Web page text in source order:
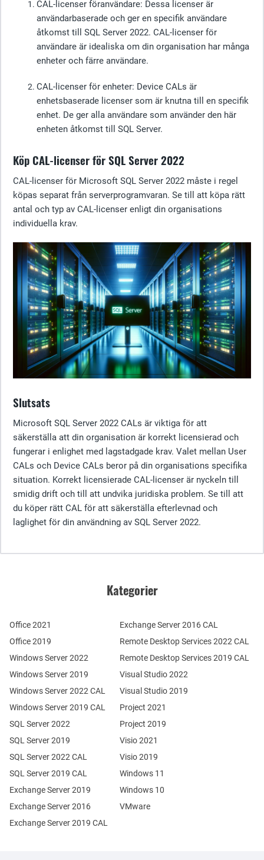
CAL-licenser föranvändare: Dessa licenser är
användarbaserade och ger en specifik användare
åtkomst till SQL Server 2022. CAL-licenser för
användare är idealiska om din organisation har många
enheter och färre användare.
CAL-licenser för enheter: Device CALs är
enhetsbaserade licenser som är knutna till en specifik
enhet. De ger alla användare som använder den här
enheten åtkomst till SQL Server.
Köp CAL-licenser för SQL Server 2022
CAL-licenser för Microsoft SQL Server 2022 måste i regel
köpas separat från serverprogramvaran. Se till att köpa rätt
antal och typ av CAL-licenser enligt din organisations
individuella krav.
Slutsats
Microsoft SQL Server 2022 CALs är viktiga för att
säkerställa att din organisation är korrekt licensierad och
fungerar i enlighet med lagstadgade krav. Valet mellan User
CALs och Device CALs beror på din organisations specifika
situation. Korrekt licensierade CAL-licenser är nyckeln till
smidig drift och till att undvika juridiska problem. Se till att
du köper rätt CAL för att säkerställa efterlevnad och
laglighet för din användning av SQL Server 2022.
Kategorier
Office 2021
Office 2019
Windows Server 2022
Windows Server 2019
Exchange Server 2019
Exchange Server 2016
SQL Server 2022
SQL Server 2019
Windows Server 2022 CAL
Windows Server 2019 CAL
SQL Server 2022 CAL
SQL Server 2019 CAL
Remote Desktop Services 2022 CAL
Remote Desktop Services 2019 CAL
Exchange Server 2019 CAL
Exchange Server 2016 CAL
Visual Studio 2022
Visual Studio 2019
Project 2021
Project 2019
Visio 2021
Visio 2019
Windows 11
Windows 10
VMware